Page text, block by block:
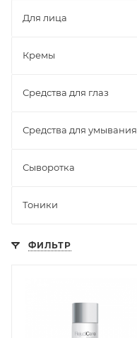
Для лица
Кремы
Средства для глаз
Средства для умывания
Сыворотка
Тоники
ФИЛЬТР